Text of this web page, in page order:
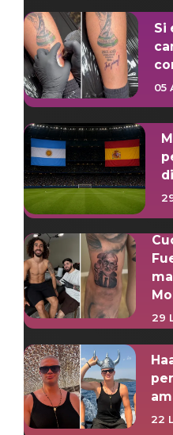
Si
05
29
22